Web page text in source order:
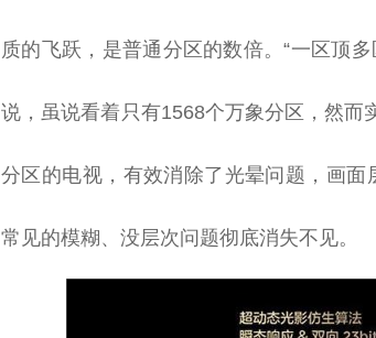
质的飞跃，是普通分区的数倍。“一区顶
说，虽说看着只有1568个万象分区，然而
分区的电视，有效消除了光晕问题，画
常见的模糊、没层次问题彻底消失不见。